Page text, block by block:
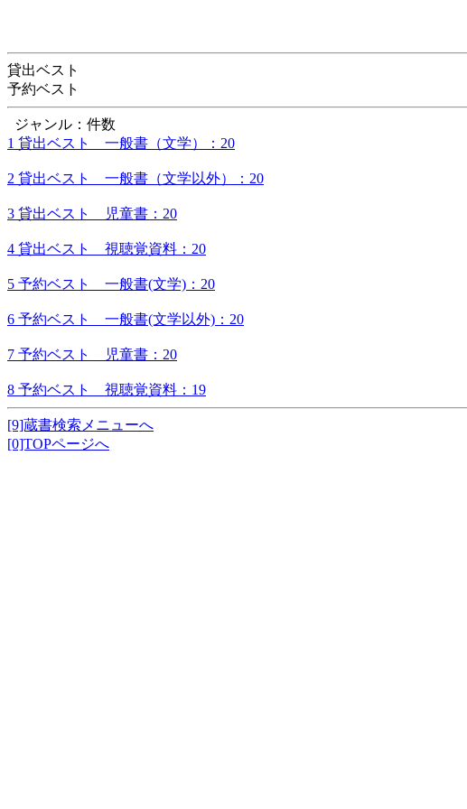
貸出ベスト
予約ベスト
ジャンル：件数
1 貸出ベスト 一般書（文学）：20
2 貸出ベスト 一般書（文学以外）：20
3 貸出ベスト 児童書：20
4 貸出ベスト 視聴覚資料：20
5 予約ベスト 一般書(文学)：20
6 予約ベスト 一般書(文学以外)：20
7 予約ベスト 児童書：20
8 予約ベスト 視聴覚資料：19
[9]蔵書検索メニューへ
[0]TOPページへ